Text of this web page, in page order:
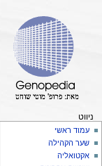
ניווט
עמוד ראשי
שער הקהילה
אקטואליה